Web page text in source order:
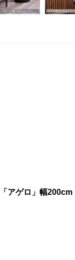
アゲロ」幅200cm